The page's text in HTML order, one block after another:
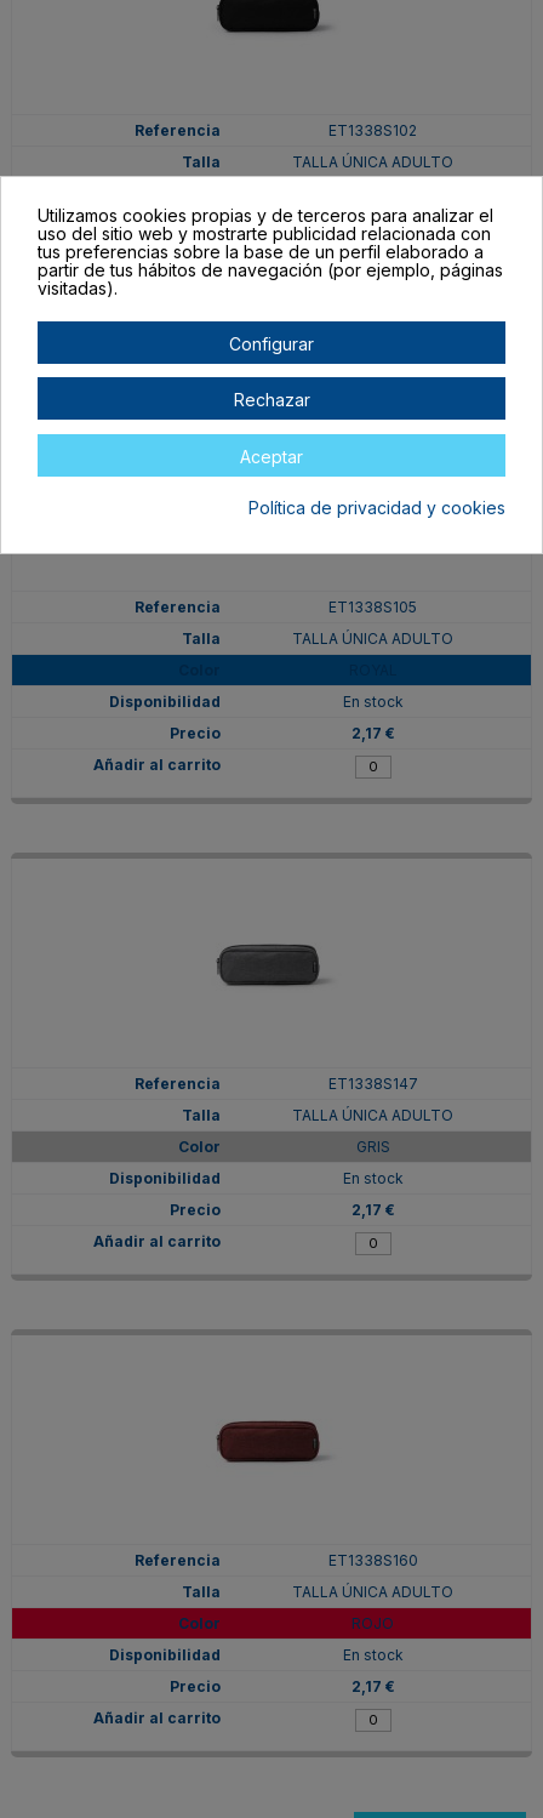
ET1338S102
TALLA ÚNICA ADULTO
En stock
2,17 €
ET1338S105
TALLA ÚNICA ADULTO
En stock
2,17 €
ET1338S147
TALLA ÚNICA ADULTO
GRIS
En stock
2,17 €
ET1338S160
TALLA ÚNICA ADULTO
ROJO
En stock
2,17 €
Utilizamos cookies propias y de terceros para analizar el
uso del sitio web y mostrarte publicidad relacionada con
tus preferencias sobre la base de un perfil elaborado a
partir de tus hábitos de navegación (por ejemplo, páginas
visitadas).
Configurar
Rechazar
Aceptar
Política de privacidad y cookies